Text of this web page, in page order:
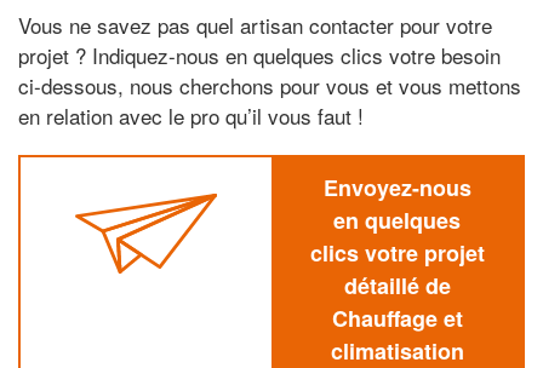
Vous ne savez pas quel artisan contacter pour votre
projet ? Indiquez-nous en quelques clics votre besoin
ci-dessous, nous cherchons pour vous et vous mettons
en relation avec le pro qu’il vous faut !
Envoyez-nous
en quelques
clics votre projet
détaillé de
Chauffage et
climatisation